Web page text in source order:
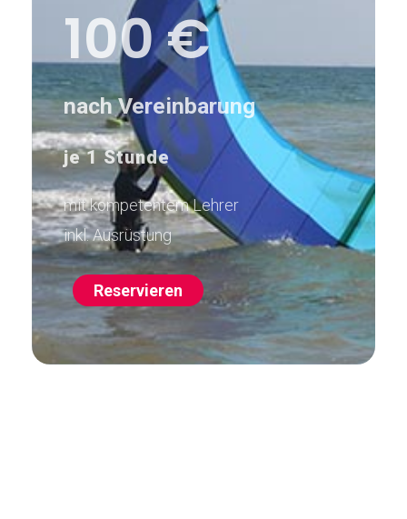
100 €
nach Vereinbarung
je 1 Stunde
mit kompetentem Lehrer
inkl. Ausrüstung
Reservieren